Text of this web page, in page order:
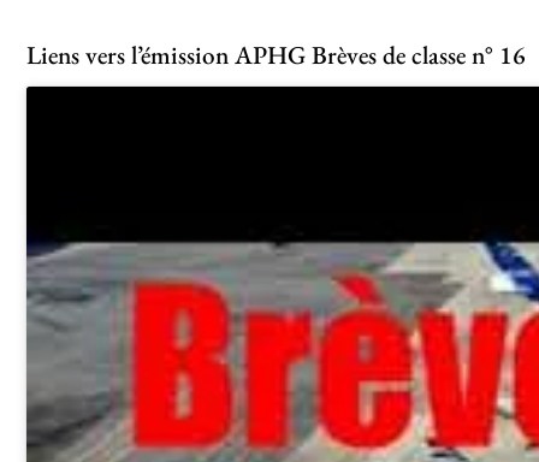
Liens vers l’émission APHG Brèves de classe n° 16